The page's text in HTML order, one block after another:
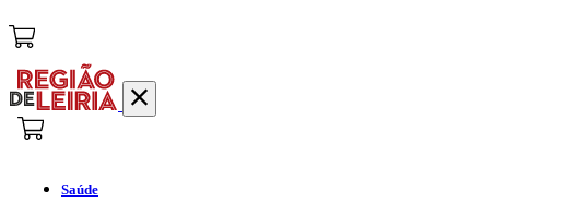
Saúde